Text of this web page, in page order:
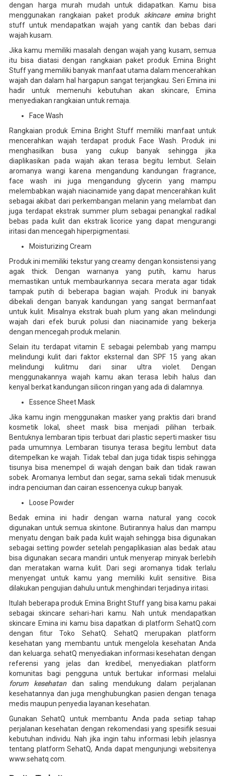
dengan harga murah mudah untuk didapatkan. Kamu bisa
menggunakan rangkaian paket produk skincare eminabright
stuff untuk mendapatkan wajah yang cantik dan bebas dari
wajah kusam.
Jika kamu memiliki masalah dengan wajah yang kusam, semua
itu bisa diatasi dengan rangkaian paket produk Emina Bright
Stuff yang memiliki banyak manfaat utama dalam mencerahkan
wajah dan dalam hal hargapun sangat terjangkau. Seri Emina ini
hadir untuk memenuhi kebutuhan akan skincare, Emina
menyediakan rangkaian untuk remaja.
Face Wash
Rangkaian produk Emina Bright Stuff memiliki manfaat untuk
mencerahkan wajah terdapat produk Face Wash. Produk ini
menghasilkan busa yang cukup banyak sehingga jika
diaplikasikan pada wajah akan terasa begitu lembut. Selain
aromanya wangi karena mengandung kandungan fragrance,
face wash ini juga mengandung glycerin yang mampu
melembabkan wajah niacinamide yang dapat mencerahkan kulit
sebagai akibat dari perkembangan melanin yang melambat dan
juga terdapat ekstrak summer plum sebagai penangkal radikal
bebas pada kulit dan ekstrak licorice yang dapat mengurangi
iritasi dan mencegah hiperpigmentasi.
Moisturizing Cream
Produk ini memiliki tekstur yang creamy dengan konsistensi yang
agak thick. Dengan warnanya yang putih, kamu harus
memastikan untuk membaurkannya secara merata agar tidak
tampak putih di beberapa bagian wajah. Produk ini banyak
dibekali dengan banyak kandungan yang sangat bermanfaat
untuk kulit. Misalnya ekstrak buah plum yang akan melindungi
wajah dari efek buruk polusi dan niacinamide yang bekerja
dengan mencegah produk melanin.
Selain itu terdapat vitamin E sebagai pelembab yang mampu
melindungi kulit dari faktor eksternal dan SPF 15 yang akan
melindungi kulitmu dari sinar ultra violet. Dengan
menggunakannya wajah kamu akan terasa lebih halus dan
kenyal berkat kandungan silicon ringan yang ada di dalamnya.
Essence Sheet Mask
Jika kamu ingin menggunakan masker yang praktis dari brand
kosmetik lokal, sheet mask bisa menjadi pilihan terbaik.
Bentuknya lembaran tipis terbuat dari plastic seperti masker tisu
pada umumnya. Lembaran tisunya terasa begitu lembut data
ditempelkan ke wajah. Tidak tebal dan juga tidak tispis sehingga
tisunya bisa menempel di wajah dengan baik dan tidak rawan
sobek. Aromanya lembut dan segar, sama sekali tidak menusuk
indra penciuman dan cairan essencenya cukup banyak.
Loose Powder
Bedak emina ini hadir dengan warna natural yang cocok
digunakan untuk semua skintone. Butirannya halus dan mampu
menyatu dengan baik pada kulit wajah sehingga bisa digunakan
sebagai setting powder setelah pengaplikasian alas bedak atau
bisa digunakan secara mandiri untuk menyerap minyak berlebih
dan meratakan warna kulit. Dari segi aromanya tidak terlalu
menyengat untuk kamu yang memiliki kulit sensitive. Bisa
dilakukan pengujian dahulu untuk menghindari terjadinya iritasi.
Itulah beberapa produk Emina Bright Stuff yang bisa kamu pakai
sebagai skincare sehari-hari kamu. Nah untuk mendapatkan
skincare Emina ini kamu bisa dapatkan di platform SehatQ.com
dengan fitur Toko SehatQ. SehatQ merupakan platform
kesehatan yang membantu untuk mengelola kesehatan Anda
dan keluarga. sehatQ menyediakan informasi kesehatan dengan
referensi yang jelas dan kredibel, menyediakan platform
komunitas bagi pengguna untuk bertukar informasi melalui
forum kesehatandan saling mendukung dalam perjalanan
kesehatannya dan juga menghubungkan pasien dengan tenaga
medis maupun penyedia layanan kesehatan.
Gunakan SehatQ untuk membantu Anda pada setiap tahap
perjalanan kesehatan dengan rekomendasi yang spesifik sesuai
kebutuhan individu. Nah jika ingin tahu informasi lebih jelasnya
tentang platform SehatQ, Anda dapat mengunjungi websitenya
www.sehatq.com.